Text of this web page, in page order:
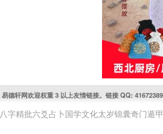
易德轩网欢迎权重 3 以上友情链接。链接 QQ:
八字精批六爻占卜国学文化太岁锦囊奇门遁